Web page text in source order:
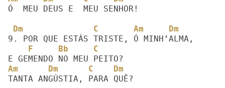
Ó  MEU DEUS E  MEU SENHOR!
Dm              C       Am     Dm
    F     Bb     C
Am      Dm      C    Dm
TANTA ANGÚSTIA, PARA QUÊ?